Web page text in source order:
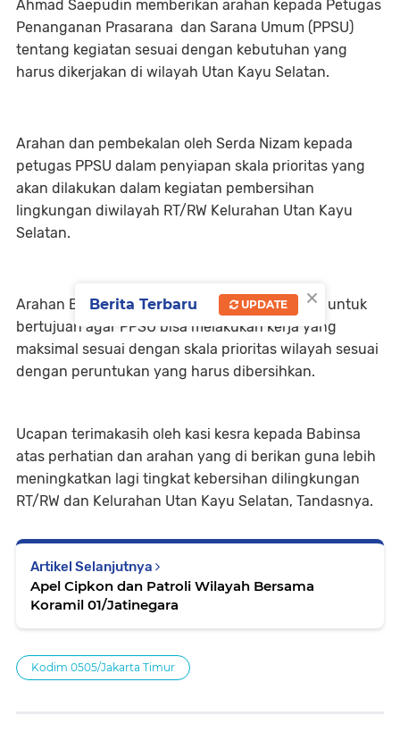
Ahmad Saepudin memberikan arahan kepada Petugas
Penanganan Prasarana dan Sarana Umum (PPSU)
tentang kegiatan sesuai dengan kebutuhan yang
harus dikerjakan di wilayah Utan Kayu Selatan.
Arahan dan pembekalan oleh Serda Nizam kepada
petugas PPSU dalam penyiapan skala prioritas yang
akan dilakukan dalam kegiatan pembersihan
lingkungan diwilayah RT/RW Kelurahan Utan Kayu
Selatan.
Arahan Babinsa kepada petugas PPSU adalah untuk
bertujuan agar PPSU bisa melakukan kerja yang
maksimal sesuai dengan skala prioritas wilayah sesuai
dengan peruntukan yang harus dibersihkan.
Ucapan terimakasih oleh kasi kesra kepada Babinsa
atas perhatian dan arahan yang di berikan guna lebih
meningkatkan lagi tingkat kebersihan dilingkungan
RT/RW dan Kelurahan Utan Kayu Selatan, Tandasnya.
Artikel Selanjutnya
Apel Cipkon dan Patroli Wilayah Bersama
Koramil 01/Jatinegara
Kodim 0505/Jakarta Timur
×
Berita Terbaru UPDATE